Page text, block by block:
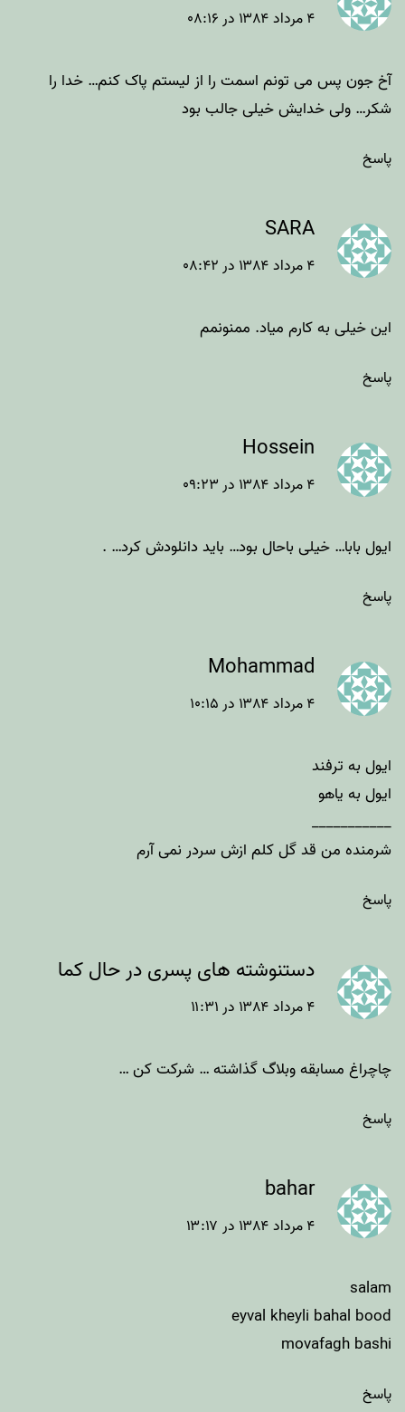
۴ مرداد ۱۳۸۴ در ۰۸:۱۶
آخ جون پس می تونم اسمت را از لیستم پاک کنم… خدا را
شکر… ولی خدایش خیلی جالب بود
پاسخ
SARA
۴ مرداد ۱۳۸۴ در ۰۸:۴۲
این خیلی به کارم میاد. ممنونمم
پاسخ
Hossein
۴ مرداد ۱۳۸۴ در ۰۹:۲۳
ایول بابا… خیلی باحال بود… باید دانلودش کرد… .
پاسخ
Mohammad
۴ مرداد ۱۳۸۴ در ۱۰:۱۵
ایول به ترفند
ایول به یاهو
___________
شرمنده من قد گل کلم ازش سردر نمی آرم
پاسخ
دستنوشته های پسری در حال کما
۴ مرداد ۱۳۸۴ در ۱۱:۳۱
چاچراغ مسابقه وبلاگ گذاشته … شرکت کن …
پاسخ
bahar
۴ مرداد ۱۳۸۴ در ۱۳:۱۷
salam
eyval kheyli bahal bood
movafagh bashi
پاسخ